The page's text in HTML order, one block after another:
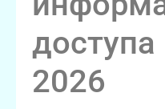
2026